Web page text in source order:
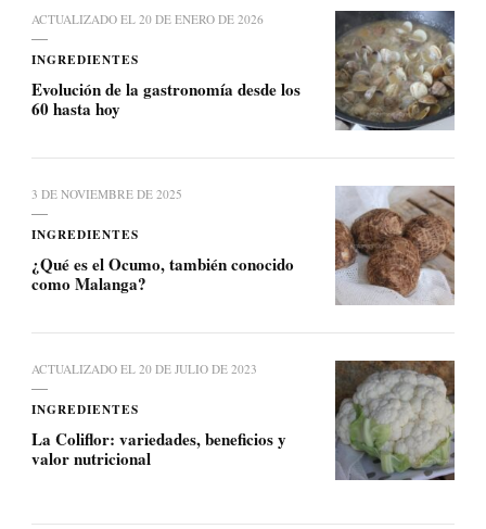
ACTUALIZADO EL 20 DE ENERO DE 2026
INGREDIENTES
Evolución de la gastronomía desde los
60 hasta hoy
3 DE NOVIEMBRE DE 2025
INGREDIENTES
¿Qué es el Ocumo, también conocido
como Malanga?
ACTUALIZADO EL 20 DE JULIO DE 2023
INGREDIENTES
La Coliflor: variedades, beneficios y
valor nutricional